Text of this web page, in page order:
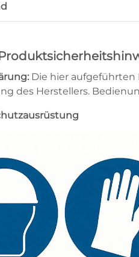
Die hier
des Herstellers.